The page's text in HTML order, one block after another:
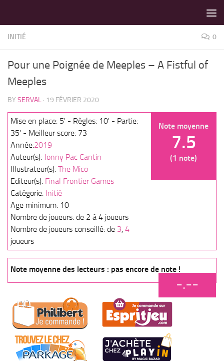
INITIÉ 0
Pour une Poignée de Meeples – A Fistful of
Meeples
BY SERVAL · 19 FÉVRIER 2020
Note moyenne
7.5
(1 note)
Mise en place: 5' - Règles: 10' - Partie:
35' - Meilleur score: 73
Année:2019
Auteur(s): Jonny Pac Cantin
Illustrateur(s): The Mico
Editeur(s): Final Frontier Games
Catégorie: Initié
Age minimum: 10
Nombre de joueurs: de 2 à 4 joueurs
Nombre de joueurs conseillé: de 3, 4
joueurs
Note moyenne des lecteurs : pas encore de note !
-.--